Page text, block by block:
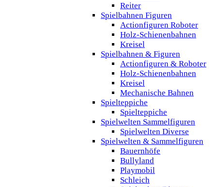
Reiter
Spielbahnen Figuren
Actionfiguren Roboter
Holz-Schienenbahnen
Kreisel
Spielbahnen & Figuren
Actionfiguren & Roboter
Holz-Schienenbahnen
Kreisel
Mechanische Bahnen
Spielteppiche
Spielteppiche
Spielwelten Sammelfiguren
Spielwelten Diverse
Spielwelten & Sammelfiguren
Bauernhöfe
Bullyland
Playmobil
Schleich